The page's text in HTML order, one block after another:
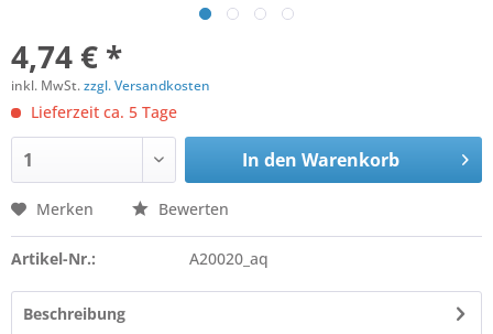
4,74 € *
inkl. MwSt.zzgl. Versandkosten
Lieferzeit ca. 5 Tage
In den Warenkorb
Merken Bewerten
Artikel-Nr.: A20020_aq
Beschreibung